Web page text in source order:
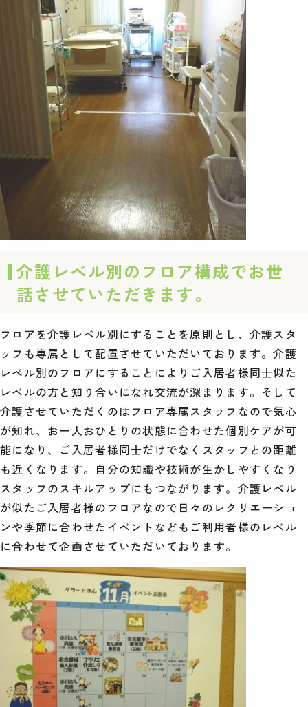
介護レベル別のフロア構成でお世
話させていただきます。
フロアを介護レベル別にすることを原則とし、介護スタ
ッフも専属として配置させていただいております。介護
レベル別のフロアにすることによりご入居者様同士似た
レベルの方と知り合いになれ交流が深まります。そして
介護させていただくのはフロア専属スタッフなので気心
が知れ、お一人おひとりの状態に合わせた個別ケアが可
能になり、ご入居者様同士だけでなくスタッフとの距離
も近くなります。自分の知識や技術が生かしやすくなり
スタッフのスキルアップにもつながります。介護レベル
が似たご入居者様のフロアなので日々のレクリエーショ
ンや季節に合わせたイベントなどもご利用者様のレベル
に合わせて企画させていただいております。